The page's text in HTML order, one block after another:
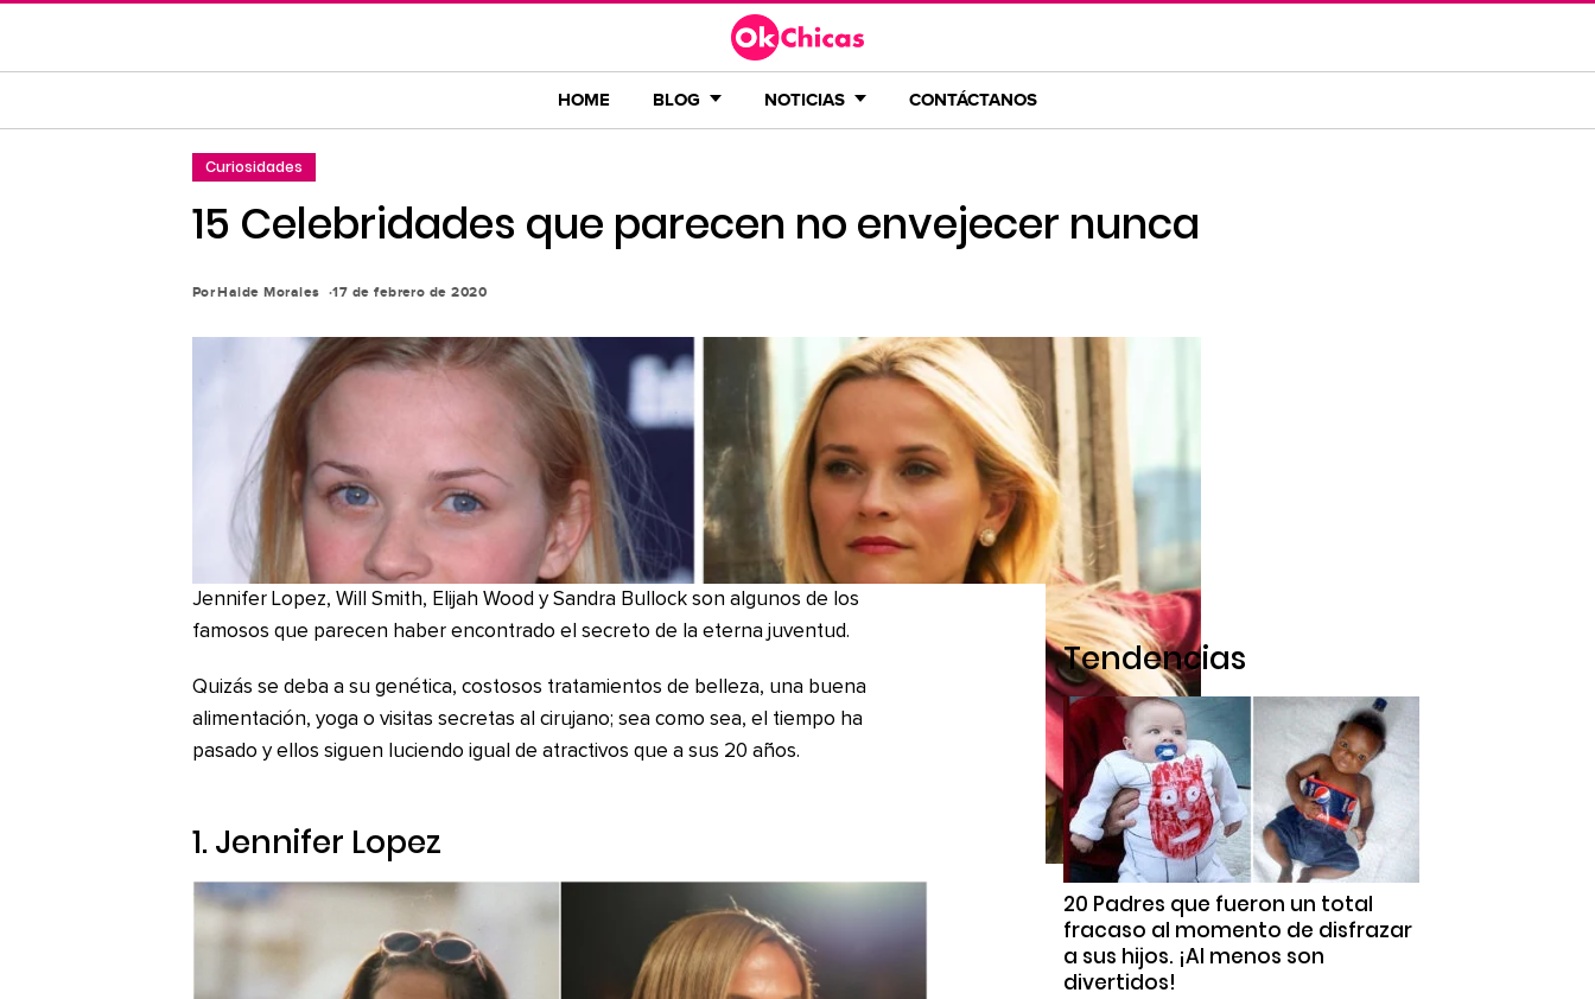
contenido
HOME BLOG NOTICIAS CONTÁCTANOS
Curiosidades
15 Celebridades que parecen no envejecer nunca
PorHaide Morales 17 de febrero de 2020
Jennifer Lopez, Will Smith, Elijah Wood y Sandra Bullock son algunos de los
famosos que parecen haber encontrado el secreto de la eterna juventud.
Quizás se deba a su genética, costosos tratamientos de belleza, una buena
alimentación, yoga o visitas secretas al cirujano; sea como sea, el tiempo ha
pasado y ellos siguen luciendo igual de atractivos que a sus 20 años.
1. Jennifer Lopez
Tendencias
20 Padres que fueron un total
fracaso al momento de disfrazar
a sus hijos. ¡Al menos son
divertidos!